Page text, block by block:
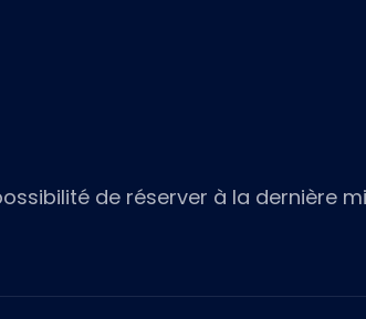
de réserver à la dernière